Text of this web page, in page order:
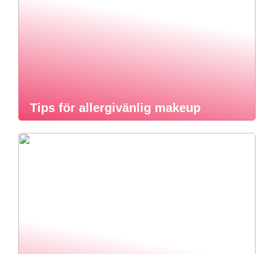
Tips för allergivänlig makeup